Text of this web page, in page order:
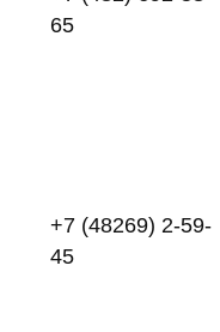
65
+7 (48269) 2-59-
45